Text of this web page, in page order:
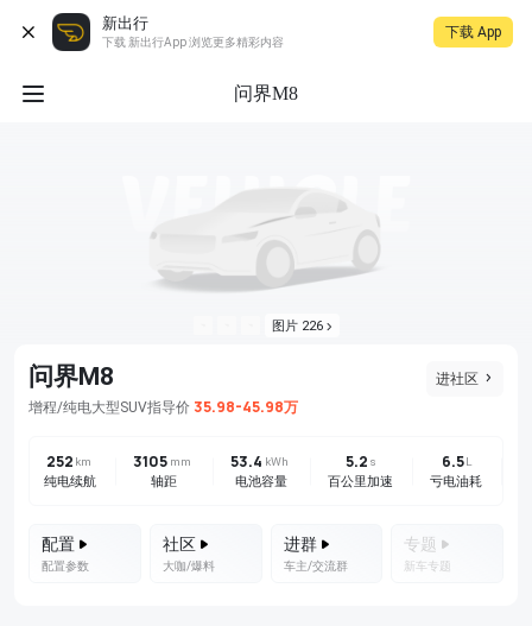
新出行
下载 新出行App 浏览更多精彩内容
下载 App
问界M8
图片 226
进社区
问界M8
增程/纯电大型SUV指导价 35.98-45.98万
252 km
纯电续航
3105 mm
轴距
53.4 kWh
电池容量
5.2 s
百公里加速
6.5 L
亏电油耗
配置
配置参数
社区
大咖/爆料
进群
车主/交流群
专题
新车专题